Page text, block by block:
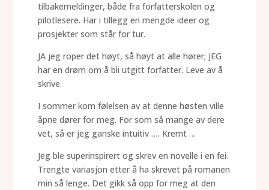
tilbakemeldinger, både fra forfatterskolen og
pilotlesere. Har i tillegg en mengde ideer og
prosjekter som står for tur.
JA jeg roper det høyt, så høyt at alle hører; JEG
har en drøm om å bli utgitt forfatter. Leve av å
skrive.
I sommer kom følelsen av at denne høsten ville
åpne dører for meg. For som så mange av dere
vet, så er jeg ganske intuitiv …. Kremt …
Jeg ble superinspirert og skrev en novelle i en fei.
Trengte variasjon etter å ha skrevet på romanen
min så lenge. Det gikk så opp for meg at den